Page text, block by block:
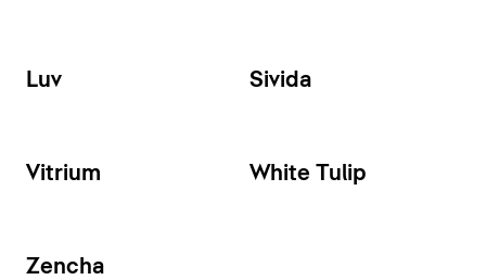
Luv Sivida
Vitrium White Tulip
Zencha